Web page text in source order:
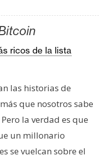
ricos de la lista
las historias de
que nosotros sabe
la verdad es que
un millonario
se vuelcan sobre el